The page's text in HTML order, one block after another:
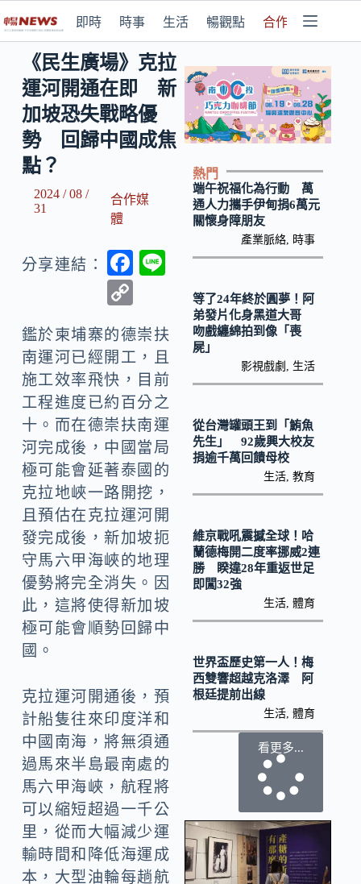
即時 時事 生活 暢觀點 合作媒體
《民生廣場》克拉
運河開通在即 新
加坡恐失戰略優
勢 回歸中國成焦
點？
2024 / 08 /
31
合作媒
體
分享連結：
F
b
o
o
k
p
y
Li
n
k
鑑於柬埔寨的德崇扶
南運河已經開工，且
施工效率飛快，目前
工程進度已約百分之
十。而在德崇扶南運
河完成後，中國當局
極可能會延著泰國的
克拉地峽一路開挖，
且預估在克拉運河開
發完成後，新加坡扼
守馬六甲海峽的地理
優勢將完全消失。因
此，這將使得新加坡
極可能會順勢回歸中
國。
克拉運河開通後，預
計船隻往來印度洋和
中國南海，將無須通
過馬來半島最南處的
馬六甲海峽，航程將
可以縮短超過一千公
里，從而大幅減少運
輸時間和降低海運成
本，大型油輪每趟航
熱門
端午祝福化為行動 萬
通人力攜手伊甸捐6萬元
關懷身障朋友
產業脈絡 時事
等了24年終於圓夢！阿
弟發片化身黑道大哥
吻戲纏綿拍到像「喪
屍」
影視戲劇 生活
從台灣罐頭王到「鮪魚
先生」 92歲興大校友
捐逾千萬回饋母校
生活 ,教育
維京戰吼震撼全球！哈
蘭德梅開二度率挪威2連
勝 睽違28年重返世足
即闖32強
生活 ,體育
世界盃歷史第一人！梅
西雙響超越克洛澤 阿
根廷提前出線
生活 ,體育
看更多...